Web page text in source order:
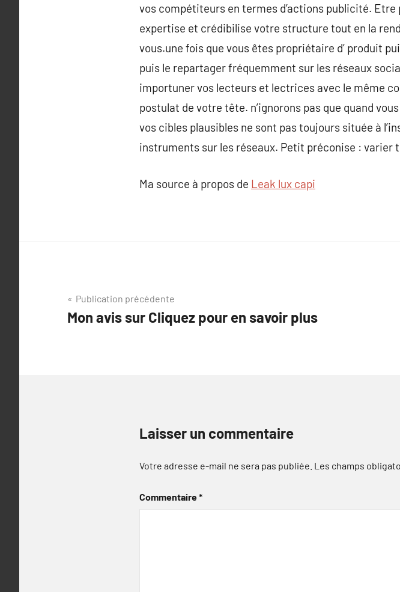
vos compétiteurs en termes d’actions publicité.
expertise et crédibilise votre structure tout en la
vous.une fois que vous êtes propriétaire d’ produit
puis le repartager fréquemment sur les réseaux
importuner vos lecteurs et lectrices avec le même
postulat de votre tête. n’ignorons pas que quand
vos cibles plausibles ne sont pas toujours située à
instruments sur les réseaux. Petit préconise : varier
Ma source à propos de Leak lux capi
Navigation
de
Publication précédente
Mon avis sur Cliquez pour en savoir plus
Laisser un commentaire
Votre adresse e-mail ne sera pas publiée. Les champs
Commentaire*